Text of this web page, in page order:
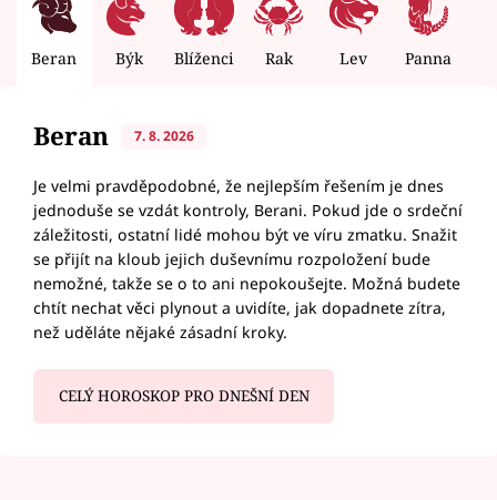
Beran Býk Blíženci Rak Lev Panna
Beran 7. 8. 2026
Je velmi pravděpodobné, že nejlepším řešením je dnes
jednoduše se vzdát kontroly, Berani. Pokud jde o srdeční
záležitosti, ostatní lidé mohou být ve víru zmatku. Snažit
se přijít na kloub jejich duševnímu rozpoložení bude
nemožné, takže se o to ani nepokoušejte. Možná budete
chtít nechat věci plynout a uvidíte, jak dopadnete zítra,
než uděláte nějaké zásadní kroky.
CELÝ HOROSKOP PRO DNEŠNÍ DEN